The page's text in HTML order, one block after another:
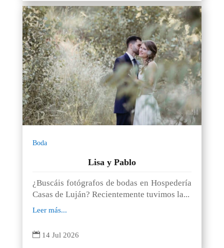
Boda
Lisa y Pablo
¿Buscáis fotógrafos de bodas en Hospedería
Casas de Luján? Recientemente tuvimos la...
Leer más...
 14 Jul 2026